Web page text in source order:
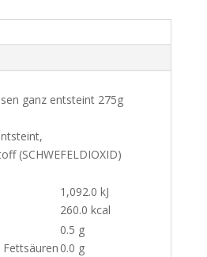
ganz entsteint 275g
(SCHWEFELDIOXID)
1,092.0 kJ
260.0 kcal
0.5 g
0.0 g